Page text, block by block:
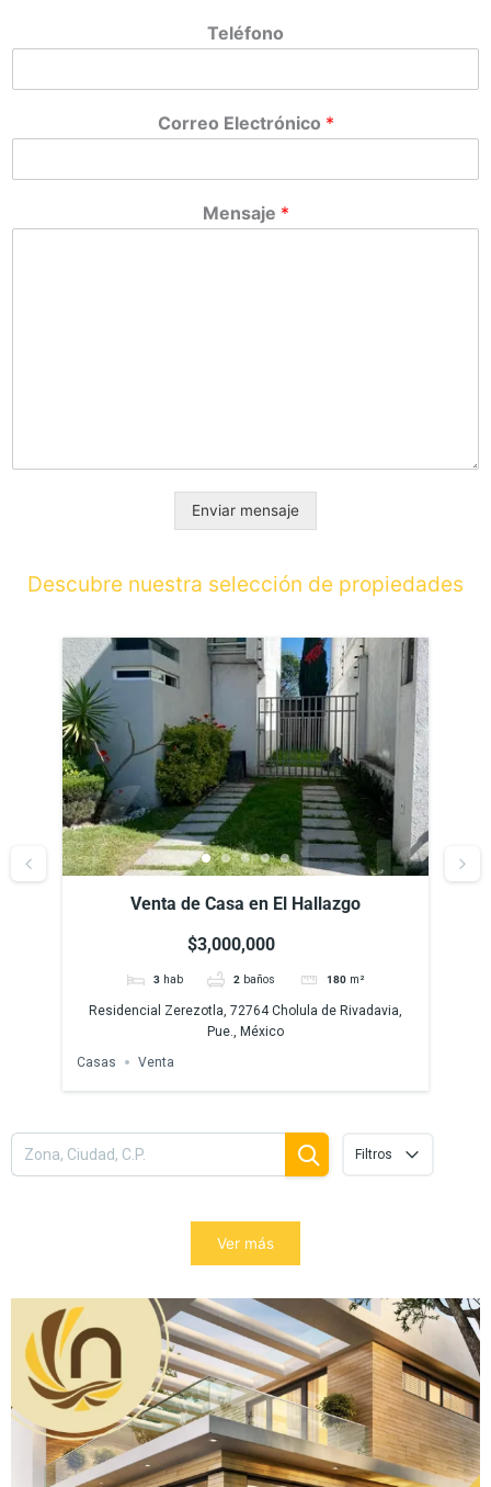
Teléfono
Correo Electrónico *
Mensaje *
Enviar mensaje
Descubre nuestra selección de propiedades
Venta de Casa en El Hallazgo, Zerezotla,
$3,000,000
3 hab 2 baños 180 m²
Residencial Zerezotla, 72764 Cholula de Rivadavia,
Pue., México
Casas Venta
Filtros
Ver más